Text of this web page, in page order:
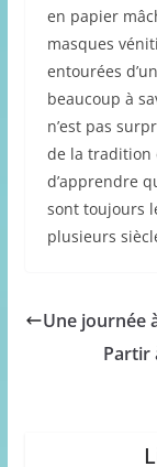
en papier
masques
entourées
beaucoup à
n’est pas
de la tradition
d’apprendre
sont toujours
plusieurs
Une journée
Partir